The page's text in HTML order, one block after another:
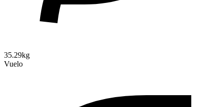
35.29kg
Vuelo